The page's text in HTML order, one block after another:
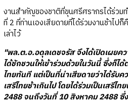
งานสำคัญของชาติที่ขุนศรีศรากรได้ร่วม
ที่ 2 ที่ท่านเองเสียดายที่ได้ร่วมงานช้าไป
เล่าไว้
"พล.ต.อ.อดุลเดชจรัส จึงได้เปิดเผยค
ได้ชักชวนให้เข้าร่วมด้วยในวันนี้ ซึ่งก็ไ
ไทยทันที แต่เป็นที่น่าเสียดายว่าได้รับคว
เสรีไทยช้าเกินไป โดยได้ร่วมเป็นเสรี
2488 จนถึงวันที่ 10 สิงหาคม 2488